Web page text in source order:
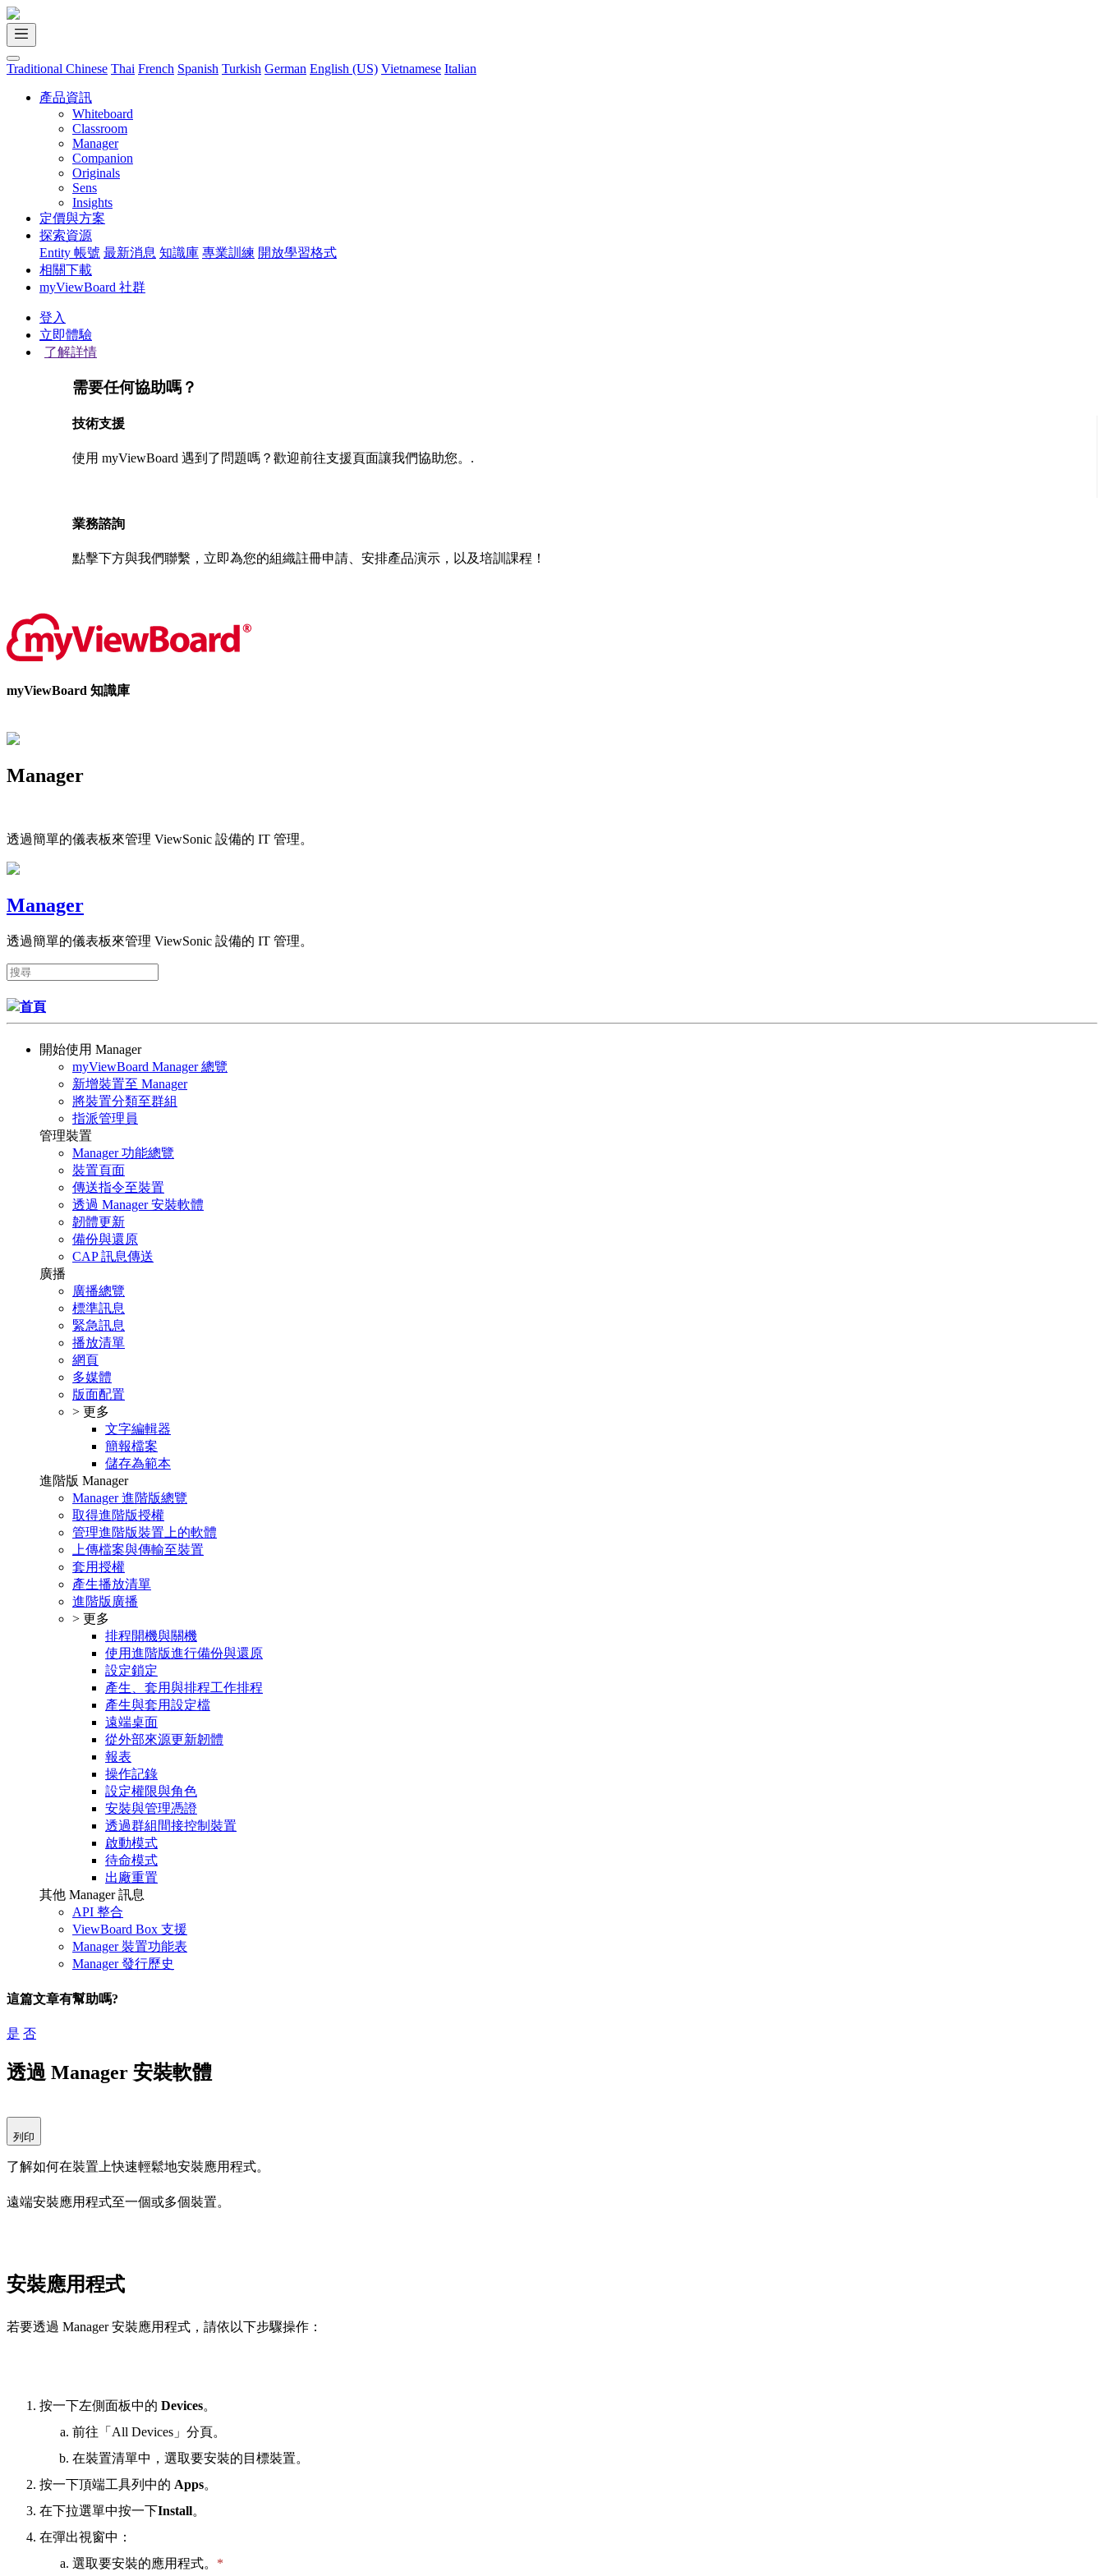
Traditional Chinese Thai French Spanish Turkish German English (US) Vietnamese Italian
產品資訊
Whiteboard
Classroom
Manager
Companion
Originals
Sens
Insights
定價與方案
探索資源
Entity 帳號 最新消息 知識庫 專業訓練 開放學習格式
相關下載
myViewBoard 社群
登入
立即體驗
了解詳情
需要任何協助嗎？
技術支援
使用 myViewBoard 遇到了問題嗎？歡迎前往支援頁面讓我們協助您。.
業務諮詢
點擊下方與我們聯繫，立即為您的組織註冊申請、安排產品演示，以及培訓課程！
myViewBoard 知識庫
Manager
透過簡單的儀表板來管理 ViewSonic 設備的 IT 管理。
Manager
透過簡單的儀表板來管理 ViewSonic 設備的 IT 管理。
首頁
開始使用 Manager
myViewBoard Manager 總覽
新增裝置至 Manager
將裝置分類至群組
指派管理員
管理裝置
Manager 功能總覽
裝置頁面
傳送指令至裝置
透過 Manager 安裝軟體
韌體更新
備份與還原
CAP 訊息傳送
廣播
廣播總覽
標準訊息
緊急訊息
播放清單
網頁
多媒體
版面配置
> 更多
文字編輯器
簡報檔案
儲存為範本
進階版 Manager
Manager 進階版總覽
取得進階版授權
管理進階版裝置上的軟體
上傳檔案與傳輸至裝置
套用授權
產生播放清單
進階版廣播
> 更多
排程開機與關機
使用進階版進行備份與還原
設定鎖定
產生、套用與排程工作排程
產生與套用設定檔
遠端桌面
從外部來源更新韌體
報表
操作記錄
設定權限與角色
安裝與管理憑證
透過群組間接控制裝置
啟動模式
待命模式
出廠重置
其他 Manager 訊息
API 整合
ViewBoard Box 支援
Manager 裝置功能表
Manager 發行歷史
這篇文章有幫助嗎?
是 否
透過 Manager 安裝軟體
列印
了解如何在裝置上快速輕鬆地安裝應用程式。
遠端安裝應用程式至一個或多個裝置。
安裝應用程式
若要透過 Manager 安裝應用程式，請依以下步驟操作：
按一下左側面板中的 Devices。
前往「All Devices」分頁。
在裝置清單中，選取要安裝的目標裝置。
按一下頂端工具列中的 Apps。
在下拉選單中按一下Install。
在彈出視窗中：
選取要安裝的應用程式。 *